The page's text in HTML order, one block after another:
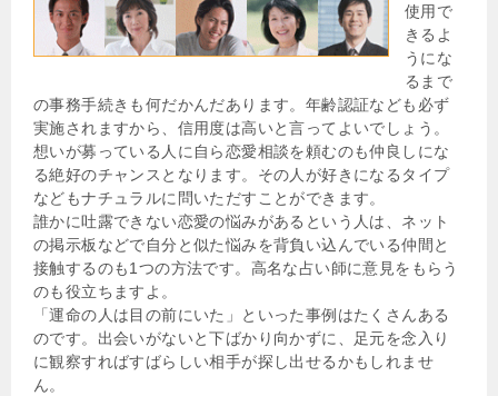
使用で
きるよ
うにな
るまで
の事務手続きも何だかんだあります。年齢認証なども必ず
実施されますから、信用度は高いと言ってよいでしょう。
想いが募っている人に自ら恋愛相談を頼むのも仲良しにな
る絶好のチャンスとなります。その人が好きになるタイプ
などもナチュラルに問いただすことができます。
誰かに吐露できない恋愛の悩みがあるという人は、ネット
の掲示板などで自分と似た悩みを背負い込んでいる仲間と
接触するのも1つの方法です。高名な占い師に意見をもらう
のも役立ちますよ。
「運命の人は目の前にいた」といった事例はたくさんある
のです。出会いがないと下ばかり向かずに、足元を念入り
に観察すればすばらしい相手が探し出せるかもしれませ
ん。